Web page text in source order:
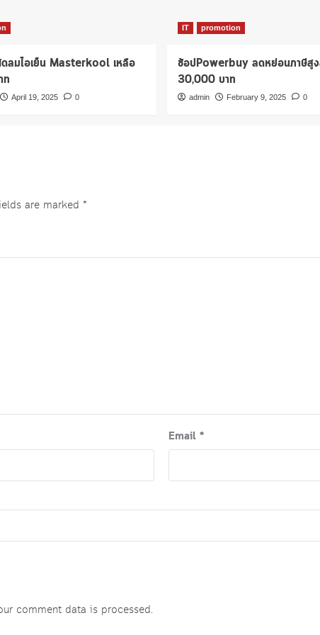
ลมไอเย็น Masterkool เหลือ
ท
April 19, 2025 0
IT promotion
ช้อปPowerbuy ลดหย่อนภาษีสู
30,000 บาท
admin February 9, 2025 0
are marked *
Email *
comment data is processed.